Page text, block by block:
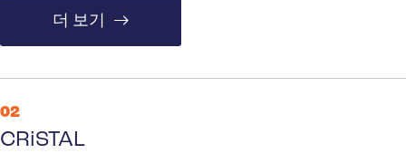
더 보기
02
CRiSTAL